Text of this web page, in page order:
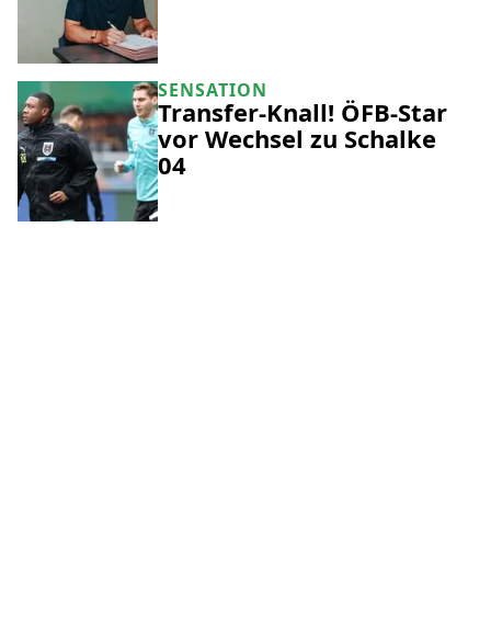
SENSATION
Transfer-Knall! ÖFB-Star
vor Wechsel zu Schalke
04